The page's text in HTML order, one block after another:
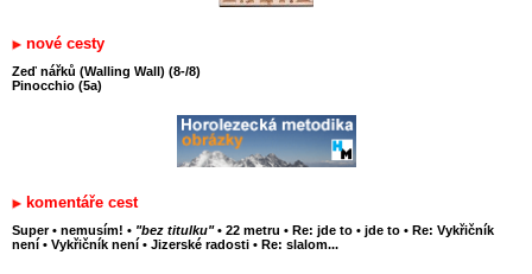
nové cesty
Zeď nářků (Walling Wall) (8-/8)
Pinocchio (5a)
komentáře cest
Super • nemusím! • "bez titulku" • 22 metru • Re: jde to • jde to • Re: Vykřičník
není • Vykřičník není • Jizerské radosti • Re: slalom...